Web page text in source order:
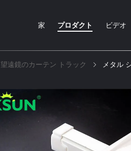
家 プロダクト ビデオ
望遠鏡のカーテン トラック メタル